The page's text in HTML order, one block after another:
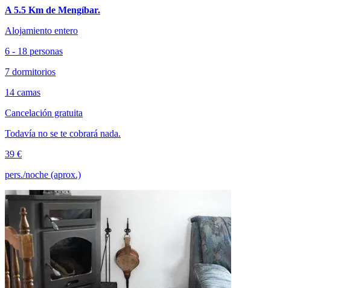
A 5.5 Km de Mengíbar.
Alojamiento entero
6 - 18 personas
7 dormitorios
14 camas
Cancelación gratuita
Todavía no se te cobrará nada.
39 €
pers./noche (aprox.)